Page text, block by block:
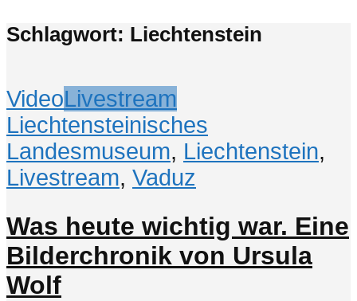
Schlagwort: Liechtenstein
VideoLivestream
Liechtensteinisches
Landesmuseum, Liechtenstein,
Livestream, Vaduz
Was heute wichtig war. Eine
Bilderchronik von Ursula
Wolf